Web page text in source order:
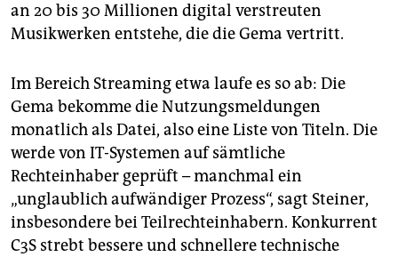
an 20 bis 30 Millionen digital verstreuten
Musikwerken entstehe, die die Gema vertritt.
Im Bereich Streaming etwa laufe es so ab: Die
Gema bekomme die Nutzungsmeldungen
monatlich als Datei, also eine Liste von Titeln. Die
werde von IT-Systemen auf sämtliche
Rechteinhaber geprüft – manchmal ein
„unglaublich aufwändiger Prozess“, sagt Steiner,
insbesondere bei Teilrechteinhabern. Konkurrent
C3S strebt bessere und schnellere technische